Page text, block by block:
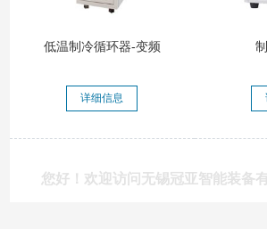
低温制冷循环器-变频
详细信息
您好！欢迎访问无锡冠亚智能装备